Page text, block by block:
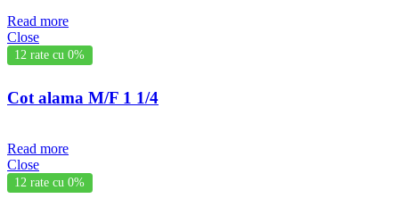
Read more
Close
12 rate cu 0%
Cot alama M/F 1 1/4
Read more
Close
12 rate cu 0%